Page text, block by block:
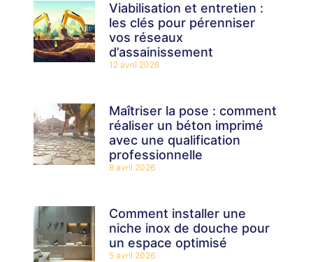
Viabilisation et entretien :
les clés pour pérenniser
vos réseaux
d’assainissement
12 avril 2026
Maîtriser la pose : comment
réaliser un béton imprimé
avec une qualification
professionnelle
8 avril 2026
Comment installer une
niche inox de douche pour
un espace optimisé
5 avril 2026